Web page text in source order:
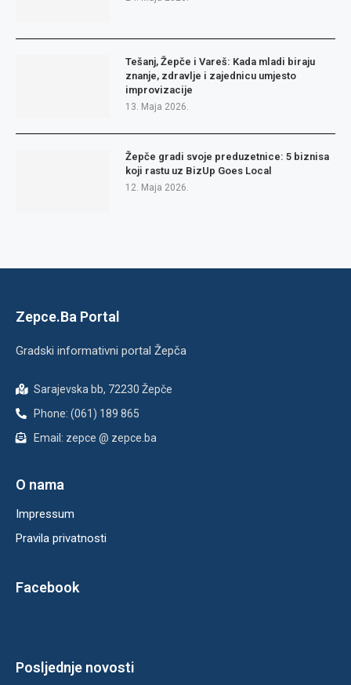
Tešanj, Žepče i Vareš: Kada mladi biraju
znanje, zdravlje i zajednicu umjesto
improvizacije
13. Maja 2026.
Žepče gradi svoje preduzetnice: 5 biznisa
koji rastu uz BizUp Goes Local
12. Maja 2026.
Zepce.Ba Portal
Gradski informativni portal Žepča
Sarajevska bb, 72230 Žepče
Phone: (061) 189 865
Email: zepce @ zepce.ba
O nama
Impressum
Pravila privatnosti
Facebook
Posljednje novosti